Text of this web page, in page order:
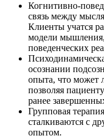
Когнитивно-
связь между
Клиенты учатся
модели
поведенческих
осознании
опыта, что может
позволяя
ранее
Групповая
сталкиваются с
опытом.